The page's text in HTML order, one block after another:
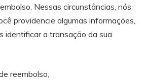
Nessas circunstâncias, nós
providencie algumas informações,
identificar a transação da sua
reembolso,